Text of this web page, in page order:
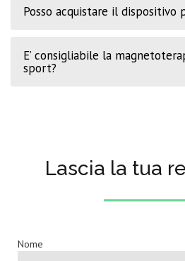
Posso acquistare il dispositivo
E’ consigliabile la
sport?
Lascia la tua
Nome